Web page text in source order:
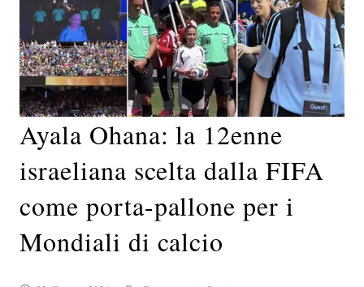
Ayala Ohana: la 12enne
israeliana scelta dalla FIFA
come porta-pallone per i
Mondiali di calcio